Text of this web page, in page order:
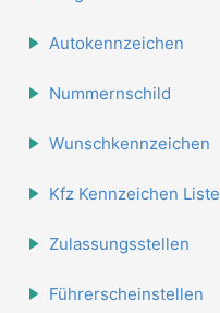
Autokennzeichen
Nummernschild
Wunschkennzeichen
Kfz Kennzeichen Liste
Zulassungsstellen
Führerscheinstellen